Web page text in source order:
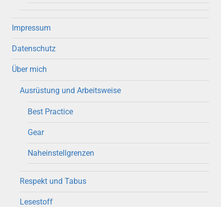
Impressum
Datenschutz
Über mich
Ausrüstung und Arbeitsweise
Best Practice
Gear
Naheinstellgrenzen
Respekt und Tabus
Lesestoff